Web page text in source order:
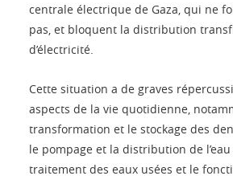
centrale électrique de Gaza, qui ne
pas, et bloquent la distribution
d’électricité.
Cette situation a de graves
aspects de la vie quotidienne,
transformation et le stockage des
le pompage et la distribution de
traitement des eaux usées et le